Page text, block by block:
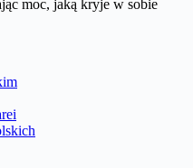
moc, jaką kryje w sobie